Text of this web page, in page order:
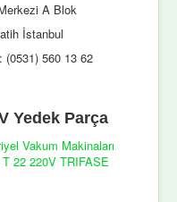
A Blok
İstanbul
(0531) 560 13 62
Yedek Parça
Vakum Makinaları
22 220V TRIFASE